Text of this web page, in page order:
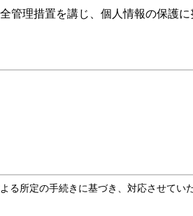
理措置を講じ、個人情報の保護に
所定の手続きに基づき、対応させてい